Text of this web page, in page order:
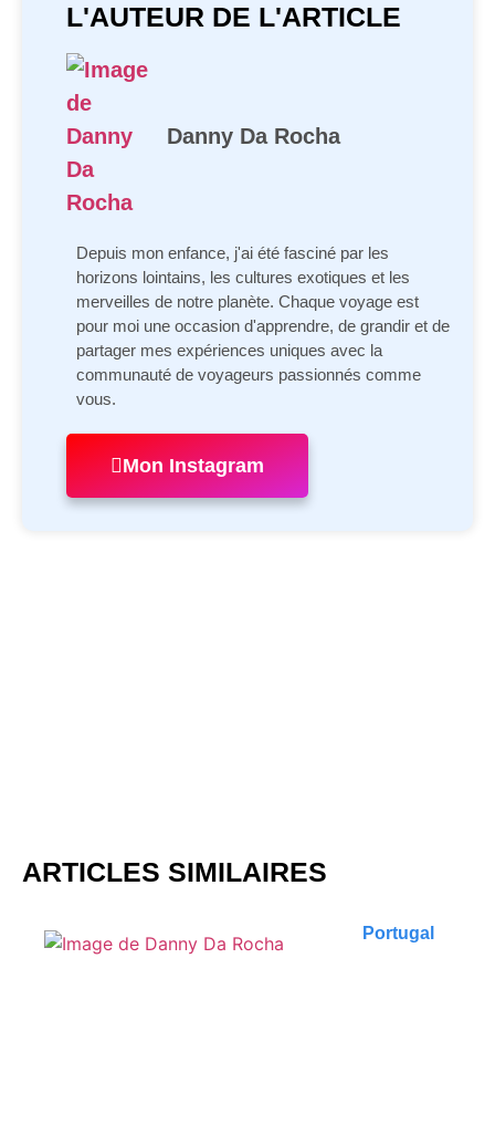
L'AUTEUR DE L'ARTICLE
Danny Da Rocha
Depuis mon enfance, j'ai été fasciné par les
horizons lointains, les cultures exotiques et les
merveilles de notre planète. Chaque voyage est
pour moi une occasion d'apprendre, de grandir et de
partager mes expériences uniques avec la
communauté de voyageurs passionnés comme
vous.
Mon Instagram
ARTICLES SIMILAIRES
Portugal